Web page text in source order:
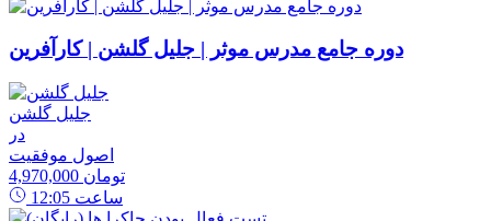
دوره جامع مدرس موثر | جلیل گلشن | کارآفرین
جلیل گلشن
در
اصول موفقیت
4,970,000 تومان
12:05 ساعت